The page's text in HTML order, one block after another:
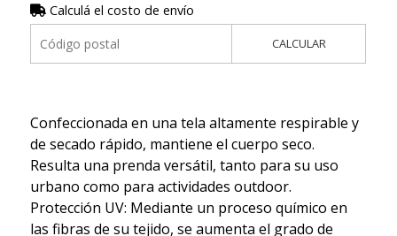
Calculá el costo de envío
CALCULAR
Confeccionada en una tela altamente respirable y
de secado rápido, mantiene el cuerpo seco.
Resulta una prenda versátil, tanto para su uso
urbano como para actividades outdoor.
Protección UV: Mediante un proceso químico en
las fibras de su tejido, se aumenta el grado de